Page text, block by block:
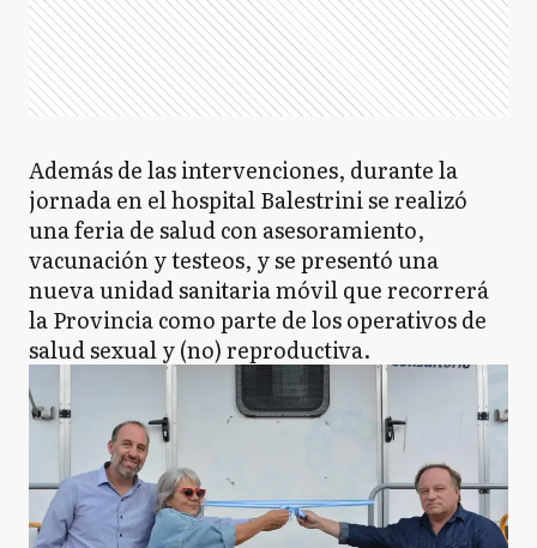
Además de las intervenciones, durante la
jornada en el hospital Balestrini se realizó
una feria de salud con asesoramiento,
vacunación y testeos, y se presentó una
nueva unidad sanitaria móvil que recorrerá
la Provincia como parte de los operativos de
salud sexual y (no) reproductiva.